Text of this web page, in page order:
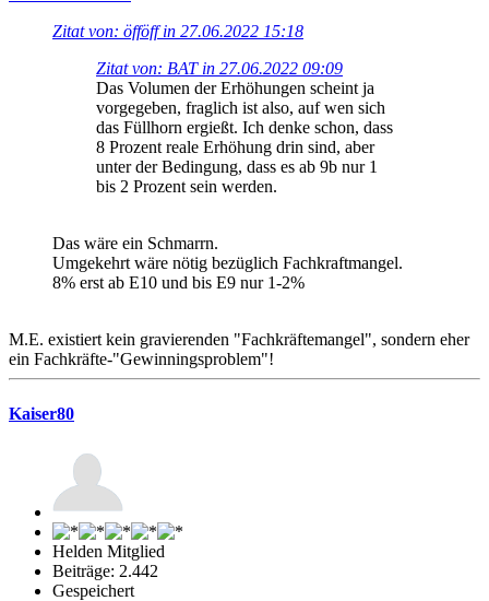
Zitat von: öfföff in 27.06.2022 15:18
Zitat von: BAT in 27.06.2022 09:09
Das Volumen der Erhöhungen scheint ja
vorgegeben, fraglich ist also, auf wen sich
das Füllhorn ergießt. Ich denke schon, dass
8 Prozent reale Erhöhung drin sind, aber
unter der Bedingung, dass es ab 9b nur 1
bis 2 Prozent sein werden.
Das wäre ein Schmarrn.
Umgekehrt wäre nötig bezüglich Fachkraftmangel.
8% erst ab E10 und bis E9 nur 1-2%
M.E. existiert kein gravierenden "Fachkräftemangel", sondern eher
ein Fachkräfte-"Gewinningsproblem"!
Kaiser80
Helden Mitglied
Beiträge: 2.442
Gespeichert